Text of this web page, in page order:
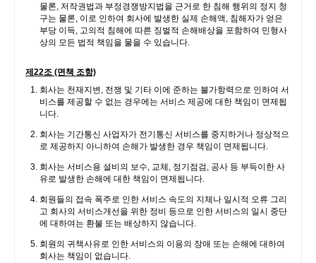
물론, 저작권법과 부정경쟁방지법을 근거로 한 침해 행위의 정지 청
구는 물론, 이로 인하여 회사에 발생한 실제 손해액, 침해자가 얻은
부당 이득, 고의적 침해에 따른 징벌적 손해배상을 포함하여 민형사
상의 모든 법적 책임을 물을 수 있습니다.
제22조 (면책 조항)
회사는 천재지변, 전쟁 및 기타 이에 준하는 불가항력으로 인하여 서
비스를 제공할 수 없는 경우에는 서비스 제공에 대한 책임이 면제됩
니다.
회사는 기간통신 사업자가 전기통신 서비스를 중지하거나 정상적으
로 제공하지 아니하여 손해가 발생한 경우 책임이 면제됩니다.
회사는 서비스용 설비의 보수, 교체, 정기점검, 공사 등 부득이한 사
유로 발생한 손해에 대한 책임이 면제됩니다.
회원들의 접속 폭주로 인한 서비스 속도의 지체나 일시적 오류 그리
고 회사의 서비스개선을 위한 정비 등으로 인한 서비스의 일시 중단
에 대하여는 환불 또는 배상하지 않습니다.
회원의 귀책사유로 인한 서비스의 이용의 장애 또는 손해에 대하여
회사는 책임이 없습니다.